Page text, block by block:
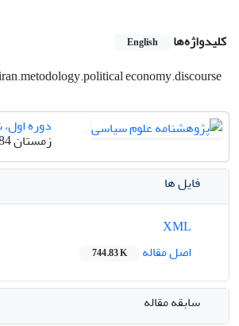
کلیدواژه‌ها English
economy.discourse
دوره اول،
زمستان 1384
فایل ها
اصل مقاله
744.83 K
سابقه مقاله